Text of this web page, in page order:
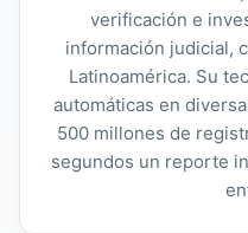
verificación e
información judicial,
Latinoamérica. Su
automáticas en
500 millones de
segundos un reporte